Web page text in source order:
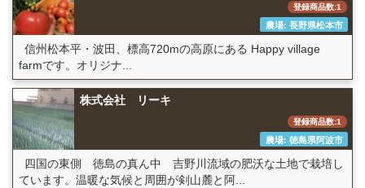
登録商品数:1
農場: 長野県松本市
信州松本平・波田、標高720mの高原にある Happy village
farmです。オリジナ...
株式会社 リーキ
登録商品数:1
農場: 徳島県阿波市
四国の東側 徳島の真ん中 吉野川流域の肥沃な土地で栽培し
ています。温暖な気候と周囲が剣山麓と阿...